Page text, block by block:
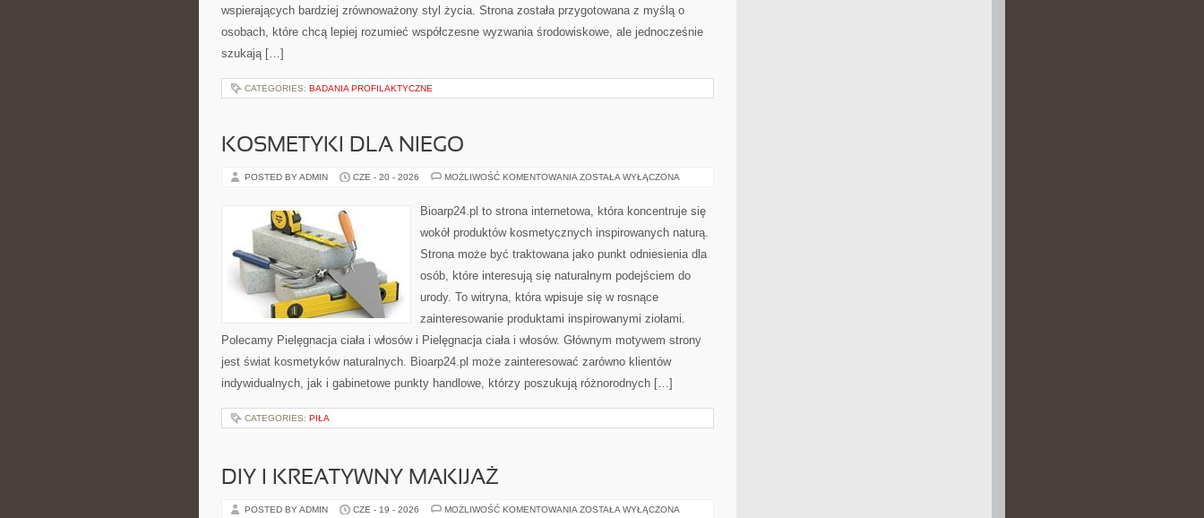
wspierających bardziej zrównoważony styl życia. Strona została przygotowana z myślą o
osobach, które chcą lepiej rozumieć współczesne wyzwania środowiskowe, ale jednocześnie
szukają […]
CATEGORIES: BADANIA PROFILAKTYCZNE
KOSMETYKI DLA NIEGO
POSTED BY ADMIN CZE - 20 - 2026 MOŻLIWOŚĆ KOMENTOWANIA KOSMETYKI
ZOSTAŁA WYŁĄCZONA
Bioarp24.pl to strona internetowa, która koncentruje się
wokół produktów kosmetycznych inspirowanych naturą.
Strona może być traktowana jako punkt odniesienia dla
osób, które interesują się naturalnym podejściem do
urody. To witryna, która wpisuje się w rosnące
zainteresowanie produktami inspirowanymi ziołami.
Polecamy Pielęgnacja ciała i włosów i Pielęgnacja ciała i włosów. Głównym motywem strony
jest świat kosmetyków naturalnych. Bioarp24.pl może zainteresować zarówno klientów
indywidualnych, jak i gabinetowe punkty handlowe, którzy poszukują różnorodnych […]
CATEGORIES: PIŁA
DIY I KREATYWNY MAKIJAŻ
POSTED BY ADMIN CZE - 19 - 2026 MOŻLIWOŚĆ KOMENTOWANIA DIY
ZOSTAŁA WYŁĄCZONA